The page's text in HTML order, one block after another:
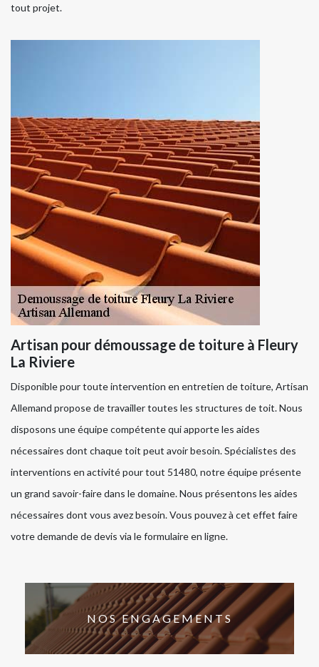
tout projet.
Artisan pour démoussage de toiture à Fleury
La Riviere
Disponible pour toute intervention en entretien de toiture, Artisan
Allemand propose de travailler toutes les structures de toit. Nous
disposons une équipe compétente qui apporte les aides
nécessaires dont chaque toit peut avoir besoin. Spécialistes des
interventions en activité pour tout 51480, notre équipe présente
un grand savoir-faire dans le domaine. Nous présentons les aides
nécessaires dont vous avez besoin. Vous pouvez à cet effet faire
votre demande de devis via le formulaire en ligne.
NOS ENGAGEMENTS